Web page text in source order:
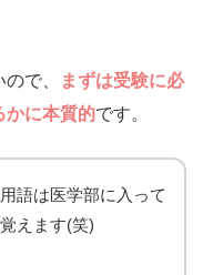
で、
まずは受験に必
かに本質的です。
語は医学部に入って
えます(笑)